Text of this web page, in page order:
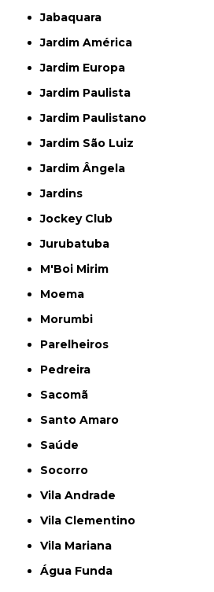
Jabaquara
Jardim América
Jardim Europa
Jardim Paulista
Jardim Paulistano
Jardim São Luiz
Jardim Ângela
Jardins
Jockey Club
Jurubatuba
M'Boi Mirim
Moema
Morumbi
Parelheiros
Pedreira
Sacomã
Santo Amaro
Saúde
Socorro
Vila Andrade
Vila Clementino
Vila Mariana
Água Funda